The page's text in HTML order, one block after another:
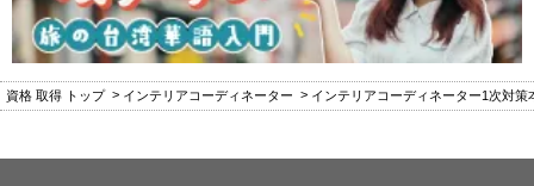
資格 取得 トップ インテリアコーディネーター インテリアコーディネーター1次対策